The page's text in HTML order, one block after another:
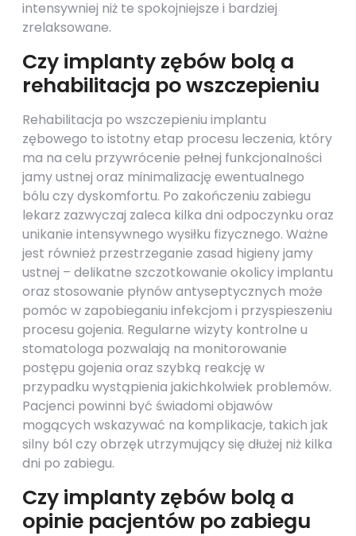
intensywniej niż te spokojniejsze i bardziej
zrelaksowane.
Czy implanty zębów bolą a
rehabilitacja po wszczepieniu
Rehabilitacja po wszczepieniu implantu
zębowego to istotny etap procesu leczenia, który
ma na celu przywrócenie pełnej funkcjonalności
jamy ustnej oraz minimalizację ewentualnego
bólu czy dyskomfortu. Po zakończeniu zabiegu
lekarz zazwyczaj zaleca kilka dni odpoczynku oraz
unikanie intensywnego wysiłku fizycznego. Ważne
jest również przestrzeganie zasad higieny jamy
ustnej – delikatne szczotkowanie okolicy implantu
oraz stosowanie płynów antyseptycznych może
pomóc w zapobieganiu infekcjom i przyspieszeniu
procesu gojenia. Regularne wizyty kontrolne u
stomatologa pozwalają na monitorowanie
postępu gojenia oraz szybką reakcję w
przypadku wystąpienia jakichkolwiek problemów.
Pacjenci powinni być świadomi objawów
mogących wskazywać na komplikacje, takich jak
silny ból czy obrzęk utrzymujący się dłużej niż kilka
dni po zabiegu.
Czy implanty zębów bolą a
opinie pacjentów po zabiegu